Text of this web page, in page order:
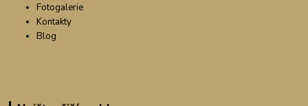
Fotogalerie
Kontakty
Blog